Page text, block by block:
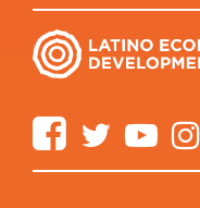
FacebookTwitter YouTube